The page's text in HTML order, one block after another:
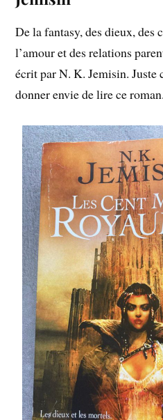
De la fantasy, des dieux, des
l’amour et des relations
écrit par N. K. Jemisin. Juste
donner envie de lire ce roman.